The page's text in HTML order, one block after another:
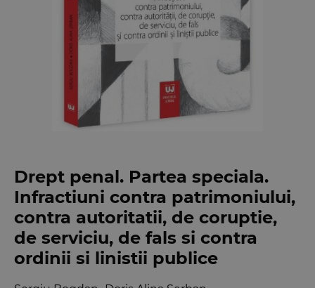
Drept penal. Partea speciala.
Infractiuni contra patrimoniului,
contra autoritatii, de coruptie,
de serviciu, de fals si contra
ordinii si linistii publice